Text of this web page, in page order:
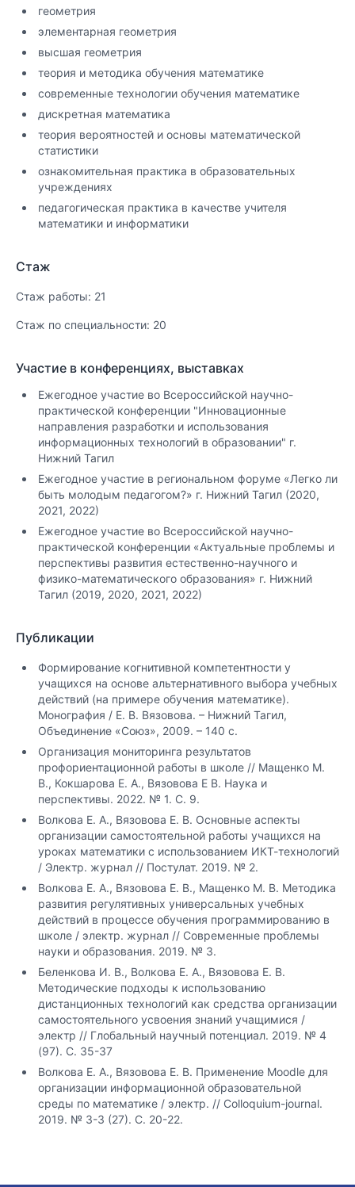
геометрия
элементарная геометрия
высшая геометрия
теория и методика обучения математике
современные технологии обучения математике
дискретная математика
теория вероятностей и основы математической
статистики
ознакомительная практика в образовательных
учреждениях
педагогическая практика в качестве учителя
математики и информатики
Стаж
Стаж работы: 21
Стаж по специальности: 20
Участие в конференциях, выставках
Ежегодное участие во Всероссийской научно-
практической конференции "Инновационные
направления разработки и использования
информационных технологий в образовании" г.
Нижний Тагил
Ежегодное участие в региональном форуме «Легко ли
быть молодым педагогом?» г. Нижний Тагил (2020,
2021, 2022)
Ежегодное участие во Всероссийской научно-
практической конференции «Актуальные проблемы и
перспективы развития естественно-научного и
физико-математического образования» г. Нижний
Тагил (2019, 2020, 2021, 2022)
Публикации
Формирование когнитивной компетентности у
учащихся на основе альтернативного выбора учебных
действий (на примере обучения математике).
Монография / Е. В. Вязовова. – Нижний Тагил,
Объединение «Союз», 2009. – 140 с.
Организация мониторинга результатов
профориентационной работы в школе // Мащенко М.
В., Кокшарова Е. А., Вязовова Е В. Наука и
перспективы. 2022. № 1. С. 9.
Волкова Е. А., Вязовова Е. В. Основные аспекты
организации самостоятельной работы учащихся на
уроках математики с использованием ИКТ-технологий
/ Электр. журнал // Постулат. 2019. № 2.
Волкова Е. А., Вязовова Е. В., Мащенко М. В. Методика
развития регулятивных универсальных учебных
действий в процессе обучения программированию в
школе / электр. журнал // Современные проблемы
науки и образования. 2019. № 3.
Беленкова И. В., Волкова Е. А., Вязовова Е. В.
Методические подходы к использованию
дистанционных технологий как средства организации
самостоятельного усвоения знаний учащимися /
электр // Глобальный научный потенциал. 2019. № 4
(97). С. 35-37
Волкова Е. А., Вязовова Е. В. Применение Moodle для
организации информационной образовательной
среды по математике / электр. // Colloquium-journal.
2019. № 3-3 (27). С. 20-22.